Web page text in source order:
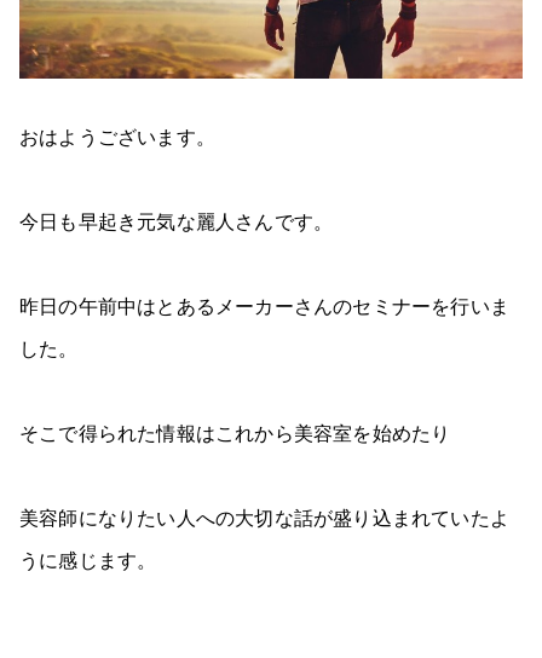
おはようございます。
今日も早起き元気な麗人さんです。
昨日の午前中はとあるメーカーさんのセミナーを行いま
した。
そこで得られた情報はこれから美容室を始めたり
美容師になりたい人への大切な話が盛り込まれていたよ
うに感じます。